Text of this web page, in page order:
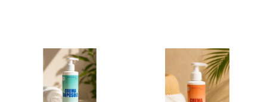
Crema
Doposole
Crema
Solare
SPF
30